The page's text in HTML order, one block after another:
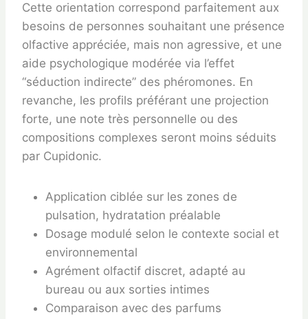
Cette orientation correspond parfaitement aux
besoins de personnes souhaitant une présence
olfactive appréciée, mais non agressive, et une
aide psychologique modérée via l’effet
“séduction indirecte” des phéromones. En
revanche, les profils préférant une projection
forte, une note très personnelle ou des
compositions complexes seront moins séduits
par Cupidonic.
Application ciblée sur les zones de
pulsation, hydratation préalable
Dosage modulé selon le contexte social et
environnemental
Agrément olfactif discret, adapté au
bureau ou aux sorties intimes
Comparaison avec des parfums